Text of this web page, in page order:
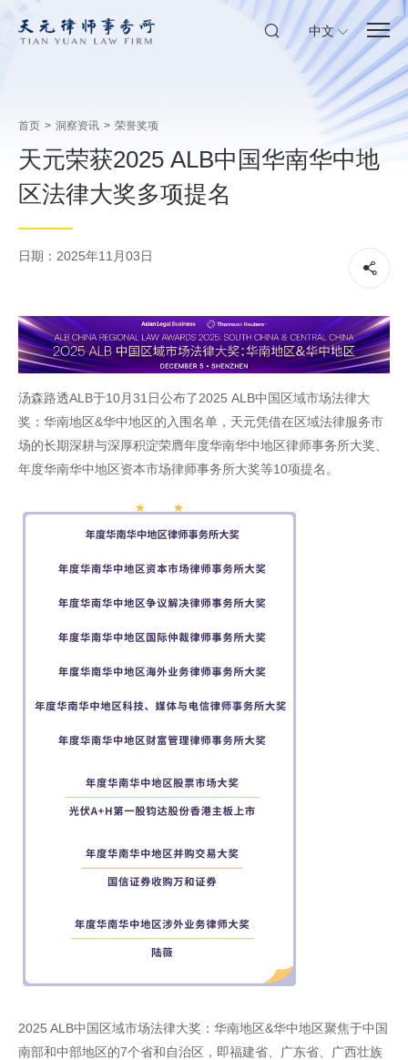
中文
首页 > 洞察资讯 > 荣誉奖项
天元荣获2025 ALB中国华南华中地
区法律大奖多项提名
日期：2025年11月03日
汤森路透ALB于10月31日公布了2025 ALB中国区域市场法律大
奖：华南地区&华中地区的入围名单，天元凭借在区域法律服务市
场的长期深耕与深厚积淀荣膺年度华南华中地区律师事务所大奖、
年度华南华中地区资本市场律师事务所大奖等10项提名。
2025 ALB中国区域市场法律大奖：华南地区&华中地区聚焦于中国
南部和中部地区的7个省和自治区，即福建省、广东省、广西壮族